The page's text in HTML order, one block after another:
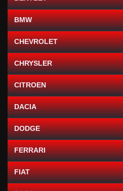
BMW
CHEVROLET
CHRYSLER
CITROEN
DACIA
DODGE
FERRARI
FIAT